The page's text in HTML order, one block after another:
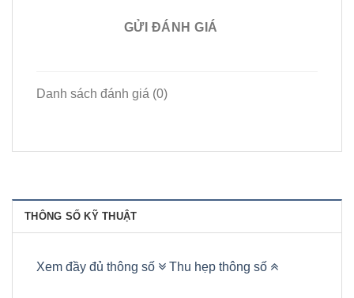
GỬI ĐÁNH GIÁ
Danh sách đánh giá (0)
THÔNG SỐ KỸ THUẬT
Xem đầy đủ thông số Thu hẹp thông số